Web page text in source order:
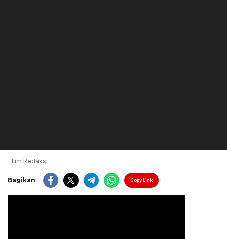
Tim Redaksi
Bagikan Copy Link